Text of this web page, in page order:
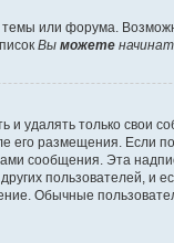
или форума.
Вы можете
удалять только свои
его размещения. Если
сообщения. Эта
пользователей,
Обычные